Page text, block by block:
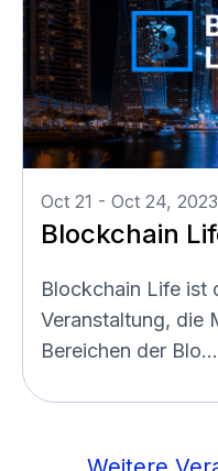
Oct 21 - Oct 24, 2023
Blockchain
Blockchain Life ist
Veranstaltung, die
Bereichen der Blo...